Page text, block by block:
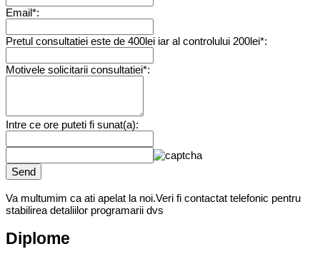
Email*:
Pretul consultatiei este de 400lei iar al controlului 200lei*:
Motivele solicitarii consultatiei*:
Intre ce ore puteti fi sunat(a):
Send
Va multumim ca ati apelat la noi.Veri fi contactat telefonic pentru
stabilirea detaliilor programarii dvs
Diplome